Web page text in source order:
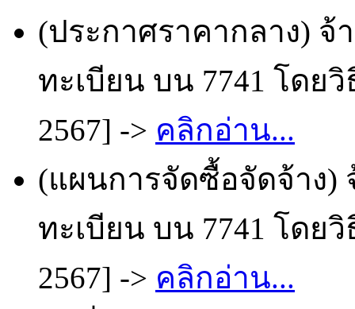
(ประกาศราคากลาง)
ทะเบียน บน 7741 โดย
2567] -> คลิกอ่าน...
(แผนการจัดซื้อจัดจ้าง)
ทะเบียน บน 7741 โดย
2567] -> คลิกอ่าน...